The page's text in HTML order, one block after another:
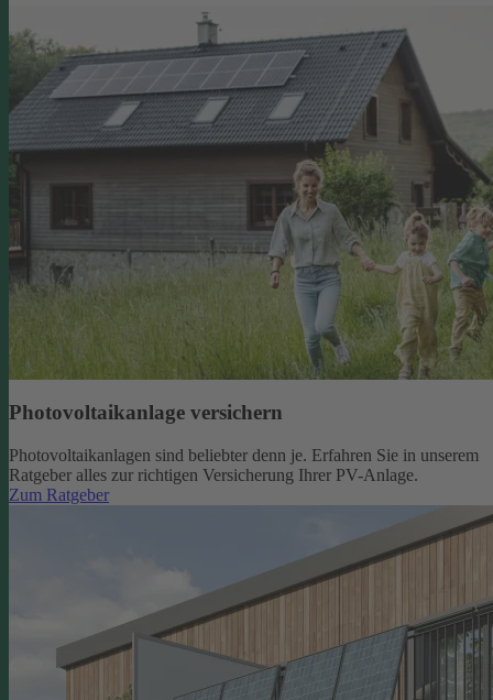
Photovoltaikanlage versichern
Photovoltaikanlagen sind beliebter denn je. Erfahren Sie in unserem
Ratgeber alles zur richtigen Versicherung Ihrer PV-Anlage.
Zum Ratgeber